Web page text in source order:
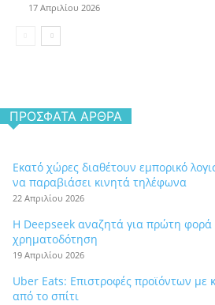
17 Απριλίου 2026
ΠΡΌΣΦΑΤΑ ΆΡΘΡΑ
Εκατό χώρες διαθέτουν εμπορικό
να παραβιάσει κινητά τηλέφωνα
22 Απριλίου 2026
Η Deepseek αναζητά για πρώτη φορά
χρηματοδότηση
19 Απριλίου 2026
Uber Eats: Επιστροφές προϊόντων με
από το σπίτι